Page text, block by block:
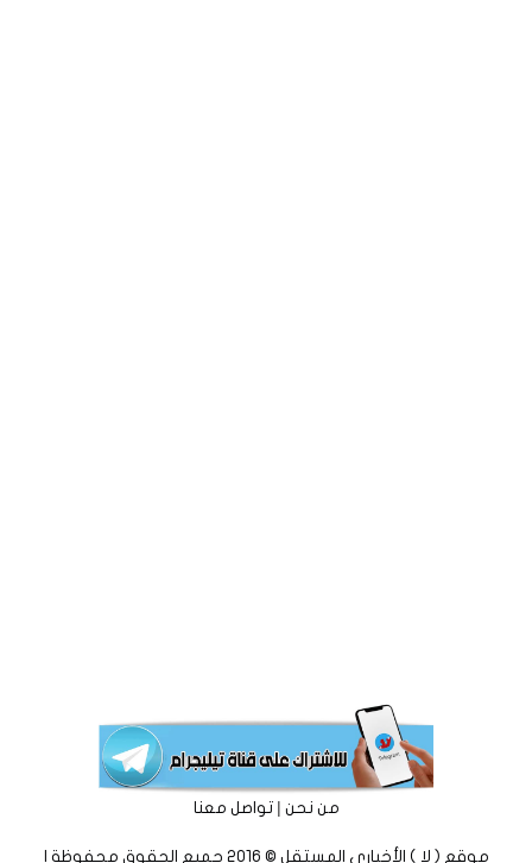
من نحن|تواصل معنا
موقع ( لا ) الأخباري المستقل © 2016 جميع الحقوق محفوظة |